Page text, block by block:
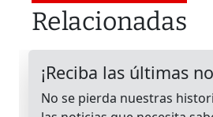
Relacionadas